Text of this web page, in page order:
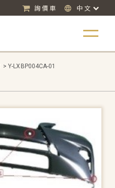
詢價車 中文
> Y-LXBP004CA-01